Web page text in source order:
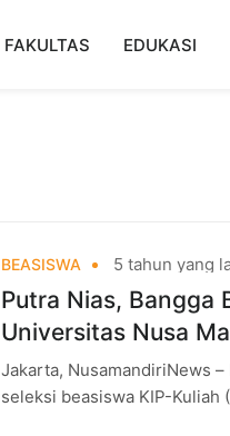
FAKULTAS EDUKASI
BEASISWA 5 tahun yang
Putra Nias, Bangga
Universitas Nusa
Jakarta, NusamandiriNews
seleksi beasiswa KIP-Kuliah